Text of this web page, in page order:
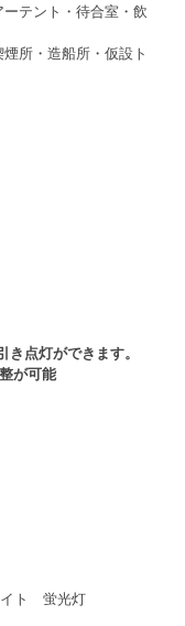
テント・待合室・飲
所・造船所・仮設ト
点灯ができます。
が可能
ト 蛍光灯